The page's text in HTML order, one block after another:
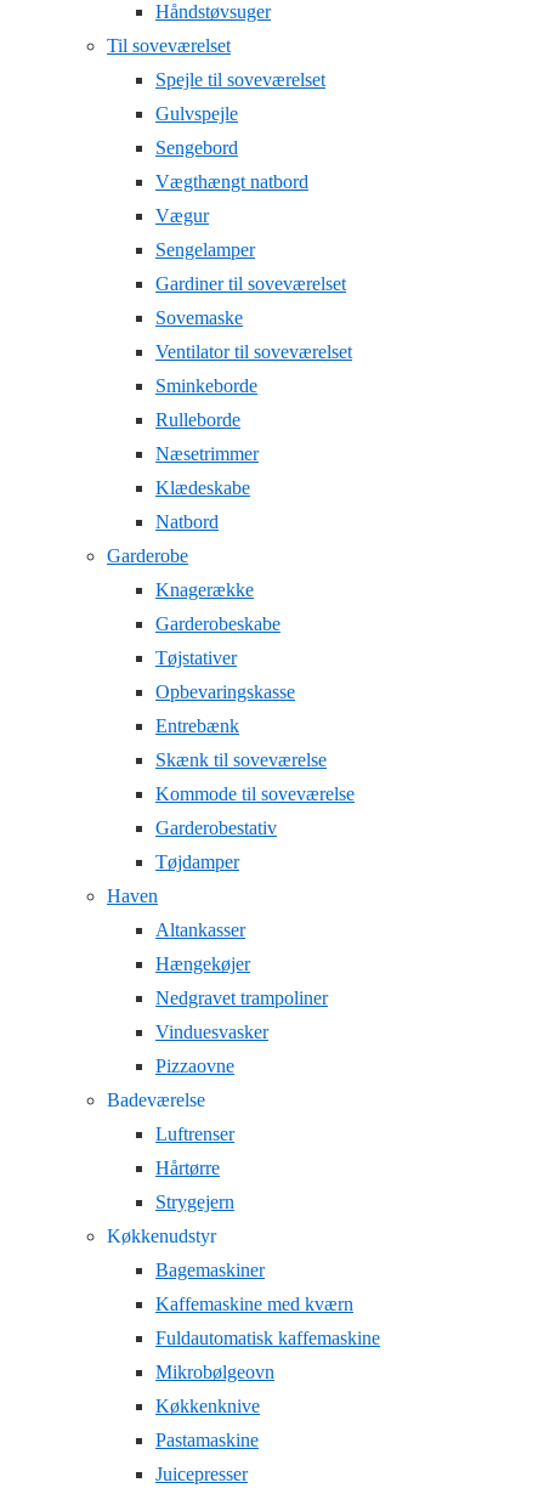
Håndstøvsuger
Til soveværelset
Spejle til soveværelset
Gulvspejle
Sengebord
Vægthængt natbord
Vægur
Sengelamper
Gardiner til soveværelset
Sovemaske
Ventilator til soveværelset
Sminkeborde
Rulleborde
Næsetrimmer
Klædeskabe
Natbord
Garderobe
Knagerække
Garderobeskabe
Tøjstativer
Opbevaringskasse
Entrebænk
Skænk til soveværelse
Kommode til soveværelse
Garderobestativ
Tøjdamper
Haven
Altankasser
Hængekøjer
Nedgravet trampoliner
Vinduesvasker
Pizzaovne
Badeværelse
Luftrenser
Hårtørre
Strygejern
Køkkenudstyr
Bagemaskiner
Kaffemaskine med kværn
Fuldautomatisk kaffemaskine
Mikrobølgeovn
Køkkenknive
Pastamaskine
Juicepresser